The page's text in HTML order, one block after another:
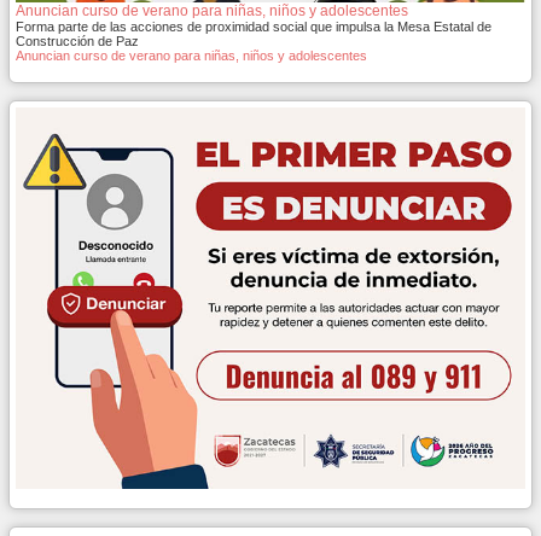
Anuncian curso de verano para niñas, niños y adolescentes
Forma parte de las acciones de proximidad social que impulsa la Mesa Estatal de
Construcción de Paz
Anuncian curso de verano para niñas, niños y adolescentes